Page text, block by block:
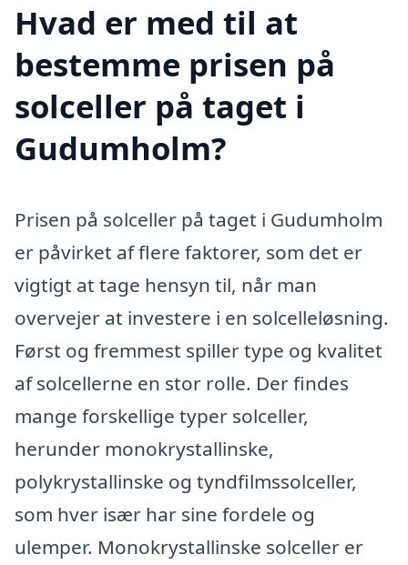
Hvad er med til at
bestemme prisen på
solceller på taget i
Gudumholm?
Prisen på solceller på taget i Gudumholm
er påvirket af flere faktorer, som det er
vigtigt at tage hensyn til, når man
overvejer at investere i en solcelleløsning.
Først og fremmest spiller type og kvalitet
af solcellerne en stor rolle. Der findes
mange forskellige typer solceller,
herunder monokrystallinske,
polykrystallinske og tyndfilmssolceller,
som hver især har sine fordele og
ulemper. Monokrystallinske solceller er